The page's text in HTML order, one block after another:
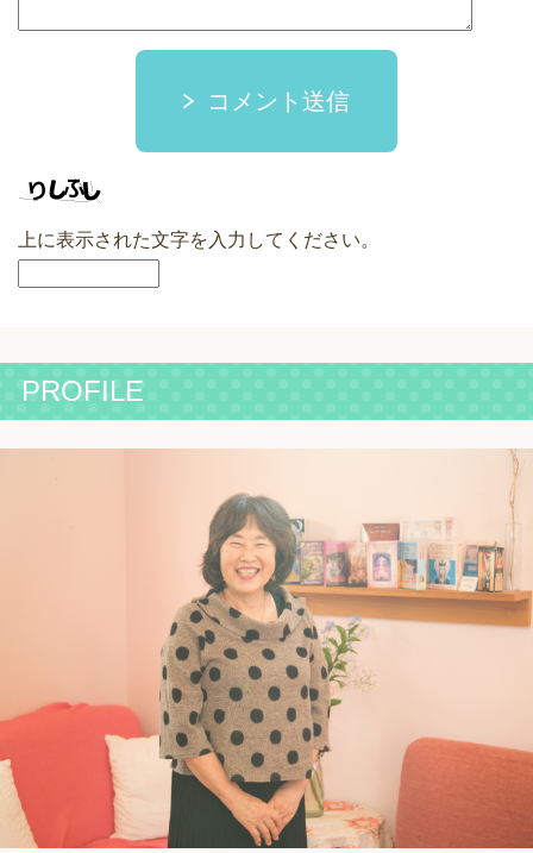
コメント送信
上に表示された文字を入力してください。
PROFILE